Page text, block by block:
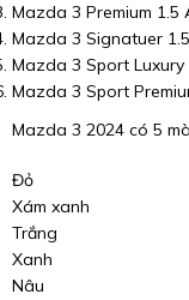
Mazda 3 Premium 1.5
Mazda 3 Signatuer
Mazda 3 Sport
Mazda 3 Sport
Mazda 3 2024 có 5
Đỏ
Xám xanh
Trắng
Xanh
Nâu